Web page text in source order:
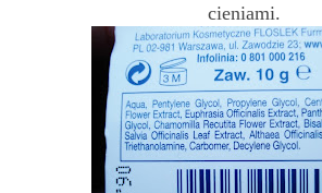
cieniami.